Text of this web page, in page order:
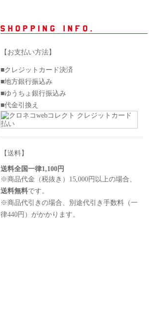
【お支払い方法】
■クレジットカード決済
■地方銀行振込み
■ゆうちょ銀行振込み
■代金引換え
【送料】
送料全国一律1,100円
※商品代金（税抜き）15,000円以上の場合、
送料無料です。
※商品代引きの場合、別途代引き手数料（一
律440円）がかかります。